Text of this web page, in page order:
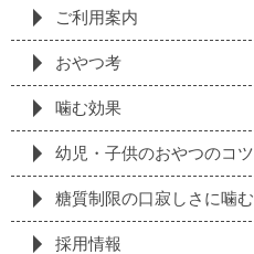
ご利用案内
おやつ考
噛む効果
幼児・子供のおやつのコツ
糖質制限の⼝寂しさに噛む
採⽤情報